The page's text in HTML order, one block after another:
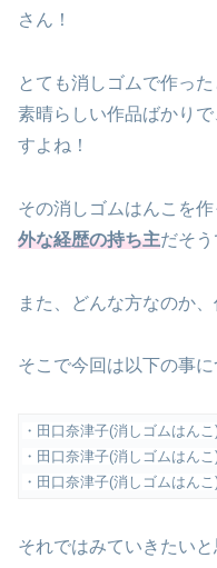
さん！
とても消しゴムで作っ
素晴らしい作品ばかり
すよね！
その消しゴムはんこを
外な経歴の持ち主だそう
また、どんな方なのか
そこで今回は以下の事
・田口奈津子(消しゴムはん
・田口奈津子(消しゴムはん
・田口奈津子(消しゴムはんこ
それではみていきたいと